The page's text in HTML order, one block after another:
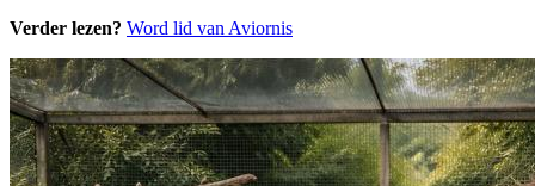
Verder lezen? Word lid van Aviornis